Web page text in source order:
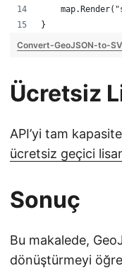
}
Convert-GeoJSON-to-
Ücretsiz
API’yi tam
ücretsiz geçici
Sonuç
Bu makalede,
dönüştürmeyi